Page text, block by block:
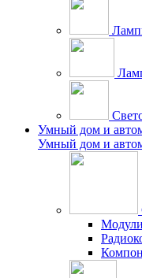
Умный дом и
Умный дом и
Модули